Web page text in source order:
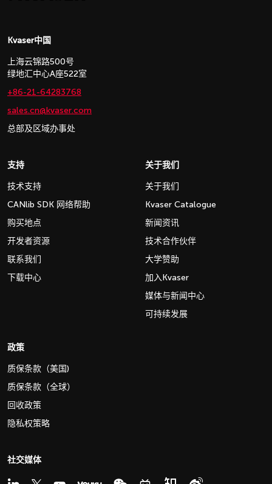
Kvaser中国
上海云锦路500号
绿地汇中心A座522室
+86-21-64283768
sales.cn@kvaser.com
总部及区域办事处
支持
技术支持
CANlib SDK 网络帮助
购买地点
开发者资源
联系我们
下载中心
关于我们
关于我们
Kvaser Catalogue
新闻资讯
技术合作伙伴
大学赞助
加入Kvaser
媒体与新闻中心
可持续发展
政策
质保条款（美国)
质保条款（全球）
回收政策
隐私权策略
社交媒体